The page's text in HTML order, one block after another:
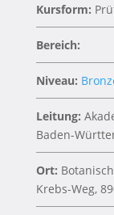
Kursform:
Bereich:
Niveau:
Leitung:
Baden-
Ort:
Krebs-Weg,